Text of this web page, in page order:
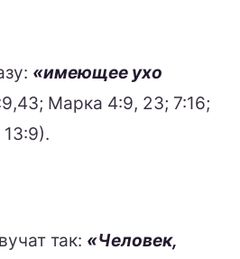
«имеющее ухо
Марка 4:9, 23; 7:16;
13:9).
так: «Человек,